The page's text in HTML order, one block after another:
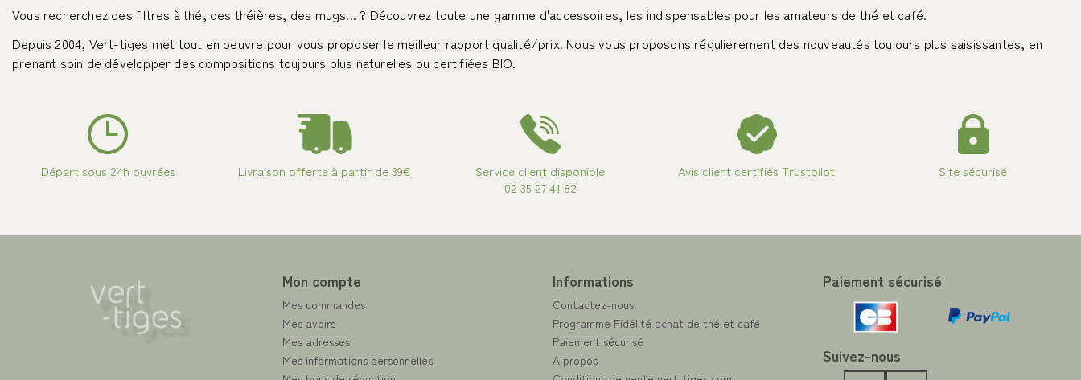
Vous recherchez des filtres à thé, des théières, des mugs... ? Découvrez toute une gamme d'accessoires, les indispensables pour les amateurs de thé et café.
Depuis 2004, Vert-tiges met tout en oeuvre pour vous proposer le meilleur rapport qualité/prix. Nous vous proposons régulierement des nouveautés toujours plus saisissantes, en
prenant soin de développer des compositions toujours plus naturelles ou certifiées BIO.
Départ sous 24h ouvrées Livraison offerte à partir de 39€
Service client disponible
02 35 27 41 82
Avis client certifiés Trustpilot Site sécurisé
Mon compte
Mes commandes
Mes avoirs
Mes adresses
Mes informations personnelles
Informations
Contactez-nous
Programme Fidélité achat de thé et café
Paiement sécurisé
A propos
Paiement sécurisé
Suivez-nous